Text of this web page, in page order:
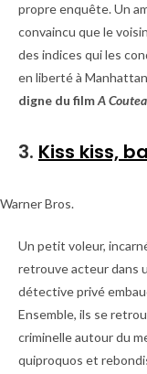
propre enquête. Un
convaincu que le
des indices qui les
en liberté à
digne du filmA
3. Kiss kiss,
Warner Bros.
Un petit voleur,
retrouve acteur dans
détective privé
Ensemble, ils se
criminelle autour du
quiproquos et